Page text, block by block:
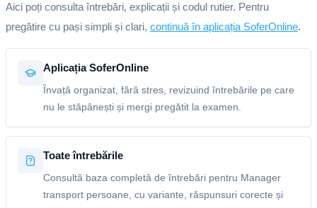
Aici poți consulta întrebări, explicații și codul rutier. Pentru
pregătire cu pași simpli și clari, continuă în aplicația SoferOnline.
Aplicația SoferOnline
Învață organizat, fără stres, revizuind întrebările pe care
nu le stăpânești și mergi pregătit la examen.
Toate întrebările
Consultă baza completă de întrebări pentru Manager
transport persoane, cu variante, răspunsuri corecte și